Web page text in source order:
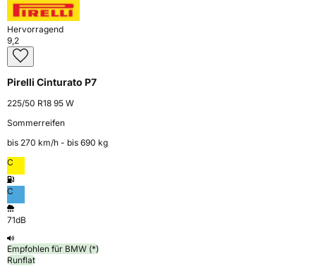
Hervorragend
9,2
Pirelli Cinturato P7
225/50 R18 95 W
Sommerreifen
bis 270 km⁠/⁠h - bis 690 kg
C
C
71dB
Empfohlen für BMW (*)
Runflat